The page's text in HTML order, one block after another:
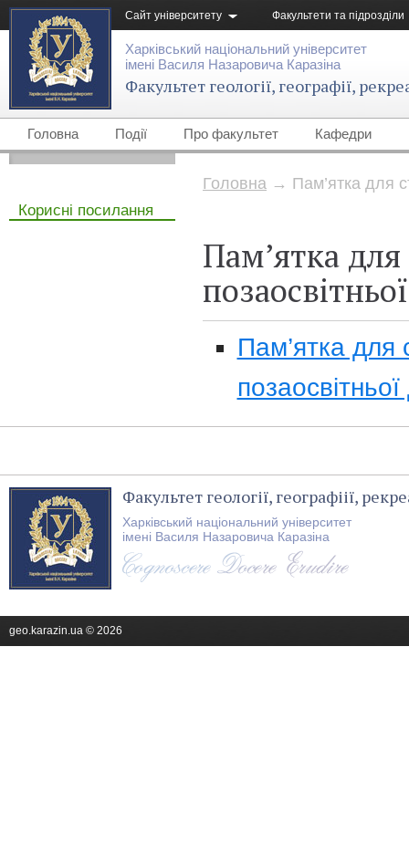
Сайт університету Факультети та підрозділи
Харківський національний університет
імені Василя Назаровича Каразіна
Факультет геології, географії,
Головна Події Про факультет Кафедри
Головна → Пам’ятка для
Пам’ятка для
Пам’ятка для
позаосвітньої
Корисні посилання
Факультет геології, географіії,
Харківський національний університет
імені Василя Назаровича Каразіна
geo.karazin.ua © 2026